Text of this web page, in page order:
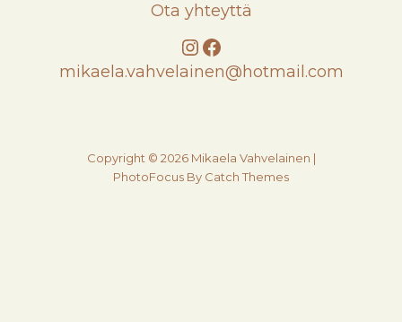
Ota yhteyttä
Instagram
Facebook
mikaela.vahvelainen@hotmail.com
Copyright © 2026 Mikaela Vahvelainen |
PhotoFocus By Catch Themes